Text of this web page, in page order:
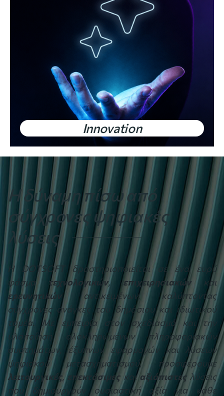
Innovation
Η δύναμη πίσω από
σύγχρονες ψηφιακές
λύσεις
Η DOTSOFT δραστηριοποιείται σε ένα ευρύ
φάσμα τεχνολογικών,επιχειρησιακώνκαι
ερευνητικώναντικειμένων, καλύπτοντας
σύγχρονες ανάγκες του δημόσιου και ιδιωτικού
τομέα. Με εμπειρία στον σχεδιασμό και την
υλοποίηση ολοκληρωμένων πληροφοριακών
συστημάτων, έξυπνων εφαρμογών και λύσεων
ψηφιακού μετασχηματισμού, προσφέρουμε
λειτουργικές,επεκτάσιμεςκαιαξιόπιστεςλύσεις
που δημιουργούν ουσιαστική αξία για κάθε